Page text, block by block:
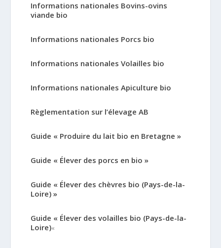
Informations nationales Bovins-ovins
viande bio
Informations nationales Porcs bio
Informations nationales Volailles bio
Informations nationales Apiculture bio
Règlementation sur l’élevage AB
Guide « Produire du lait bio en Bretagne »
Guide « Élever des porcs en bio »
Guide « Élever des chèvres bio (Pays-de-la-
Loire) »
Guide « Élever des volailles bio (Pays-de-la-
Loire)«